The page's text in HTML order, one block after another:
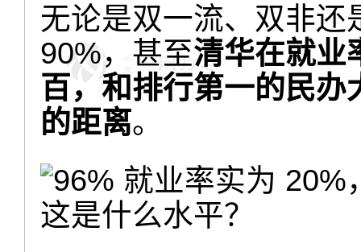
无论是双一流、双非
90%，甚至清华在就业
百，和排行第一的民
的距离。
这是什么水平？